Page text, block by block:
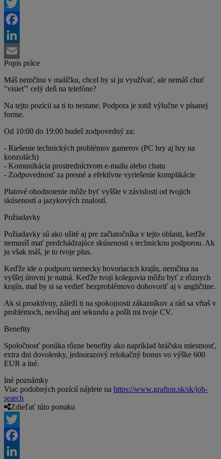
Twitter
Facebook
LinkedIn
Email
Popis práce
Máš nemčinu v malíčku, chcel by si ju využívať, ale nemáš chuť
"visieť" celý deň na telefóne?
Na tejto pozícii sa ti to nestane. Podpora je totiž výlučne v písanej
forme.
Od 10:00 do 19:00 budeš zodpovedný za:
- Riešenie technických problémov gamerov (PC hry aj hry na
konzolách)
- Komunikácia prostredníctvom e-mailu alebo chatu
- Zodpovednosť za presné a efektívne vyriešenie komplikácie
Platové ohodnotenie môže byť vyššie v závislosti od tvojich
skúseností a jazykových znalostí.
Požiadavky
Požiadavky sú ako ušité aj pre začiatočníka v tejto oblasti, keďže
nemusíš mať predchádzajúce skúsenosti s technickou podporou. Ak
ju však máš, je to tvoje plus.
Keďže ide o podporu nemecky hovoriacich krajín, nemčina na
vyššej úrovni je nutná. Keďže tvoji kolegovia môžu byť z rôznych
krajín, mal by si sa vedieť bezproblémovo dohovoriť aj v angličtine.
Ak si proaktívny, záleží ti na spokojnosti zákazníkov a rád sa vŕtaš v
problémoch, neváhaj ani sekundu a pošli mi tvoje CV.
Benefity
Spoločnosť ponúka rôzne benefity ako napríklad hráčsku miestnosť,
extra dni dovolenky, jednorazový relokačný bonus vo výške 600
EUR a iné.
Iné poznámky
Viac podobných pozícií nájdete na https://www.grafton.sk/sk/job-
search
Zdieľať túto ponuku
Twitter
Facebook